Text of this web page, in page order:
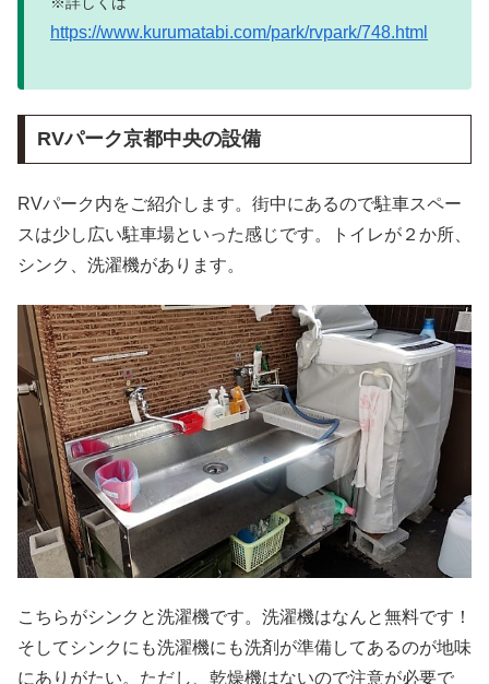
https://www.kurumatabi.com/park/rvpark/748.html
RVパーク京都中央の設備
RVパーク内をご紹介します。街中にあるので駐車スペー
スは少し広い駐車場といった感じです。トイレが２か所、
シンク、洗濯機があります。
こちらがシンクと洗濯機です。洗濯機はなんと無料です！
そしてシンクにも洗濯機にも洗剤が準備してあるのが地味
にありがたい。ただし、乾燥機はないので注意が必要で